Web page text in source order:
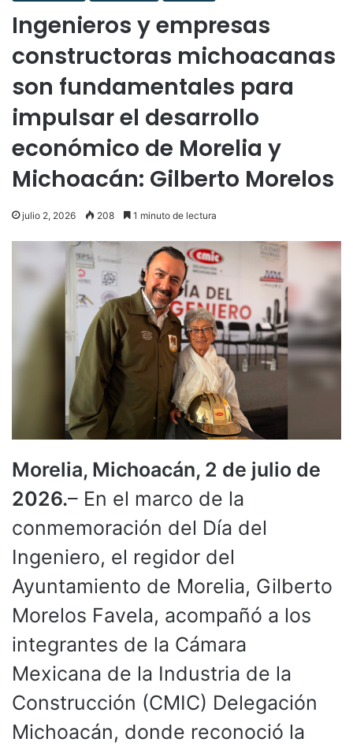
Ingenieros y empresas
constructoras michoacanas
son fundamentales para
impulsar el desarrollo
económico de Morelia y
Michoacán: Gilberto Morelos
julio 2, 2026 208 1 minuto de lectura
Morelia, Michoacán, 2 de julio de
2026.– En el marco de la
conmemoración del Día del
Ingeniero, el regidor del
Ayuntamiento de Morelia, Gilberto
Morelos Favela, acompañó a los
integrantes de la Cámara
Mexicana de la Industria de la
Construcción (CMIC) Delegación
Michoacán, donde reconoció la